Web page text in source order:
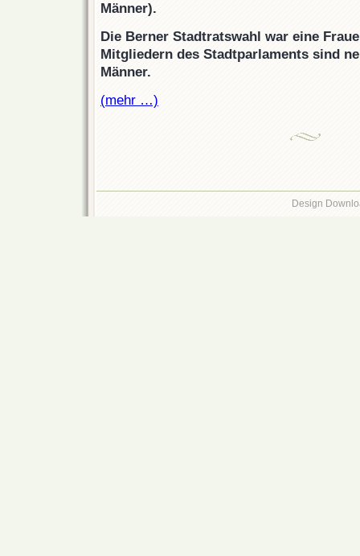
Männer).
Die Berner Stadtratswahl war eine
Mitgliedern des Stadtparlaments sind
Männer.
(mehr …)
Design